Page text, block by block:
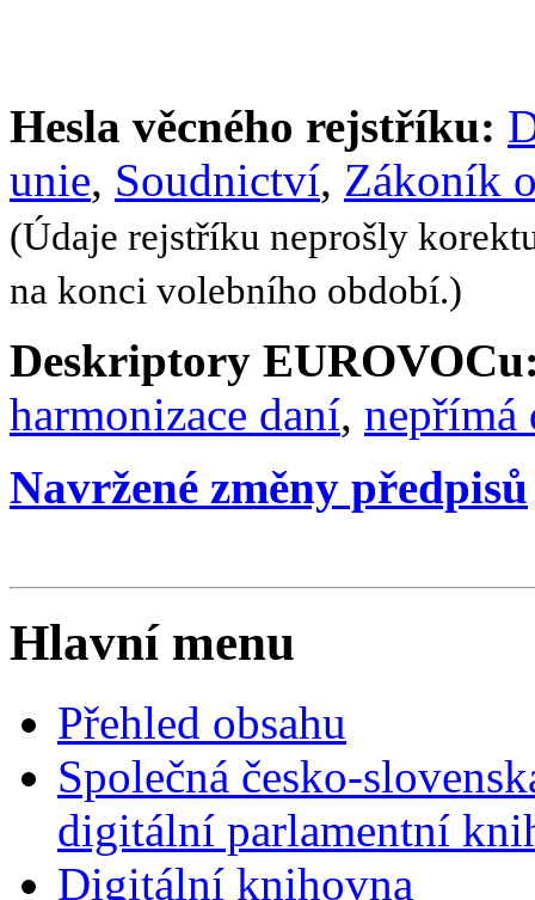
Hesla věcného rejstříku:
unie, Soudnictví, Zákoník
(Údaje rejstříku neprošly
na konci volebního období.)
Deskriptory
harmonizace daní, nepřímá
Navržené změny předpisů
Hlavní menu
Přehled obsahu
Společná česko-
digitální parlamentní
Digitální knihovna